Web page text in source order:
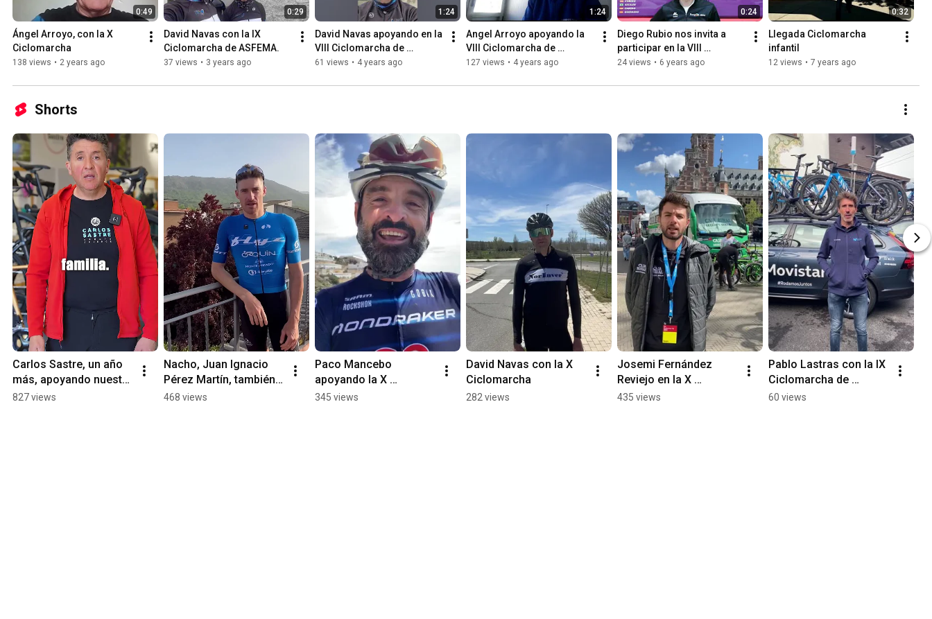
0:49
Ángel Arroyo, con la X
Ciclomarcha
138 views • 2 years ago
0:29
David Navas con la IX
Ciclomarcha de ASFEMA.
37 views • 3 years ago
1:24
David Navas apoyando en la
VIII Ciclomarcha de
ASFEMA en el Tiemblo
61 views • 4 years ago
1:24
Angel Arroyo apoyando la
VIII Ciclomarcha de
ASFEMA
127 views • 4 years ago
0:24
Diego Rubio nos invita a
participar en la VIII
Ciclomarcha por las
metabólicas.
24 views • 6 years ago
0:32
Llegada Ciclomarcha
infantil
12 views • 7 years ago
Shorts
Carlos Sastre, un año
más, apoyando nuestra
Ciclomarcha de
827 views
Nacho, Juan Ignacio
Pérez Martín, también
nos apoya en nuestra
468 views
Paco Mancebo
apoyando la X
Ciclomarcha de
345 views
David Navas con la X
Ciclomarcha
282 views
Josemi Fernández
Reviejo en la X
Ciclomarcha
435 views
Pablo Lastras con la IX
Ciclomarcha de
ASFEMA
60 views